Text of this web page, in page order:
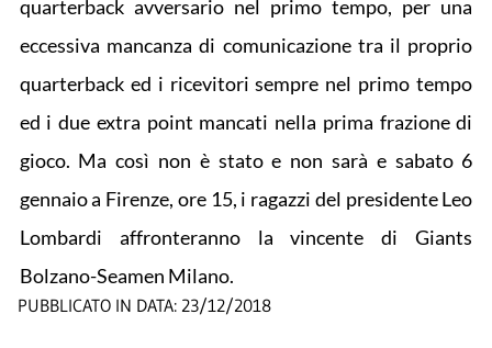
quarterback avversario nel primo tempo, per una
eccessiva mancanza di comunicazione tra il proprio
quarterback ed i ricevitori sempre nel primo tempo
ed i due extra point mancati nella prima frazione di
gioco. Ma così non è stato e non sarà e sabato 6
gennaio a Firenze, ore 15, i ragazzi del presidente Leo
Lombardi affronteranno la vincente di Giants
Bolzano-Seamen Milano.
PUBBLICATO IN DATA: 23/12/2018